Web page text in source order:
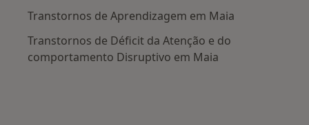
Transtornos de Aprendizagem em Maia
Transtornos de Déficit da Atenção e do
comportamento Disruptivo em Maia